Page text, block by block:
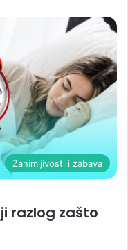
Zanimljivosti i zabava
razlog zašto